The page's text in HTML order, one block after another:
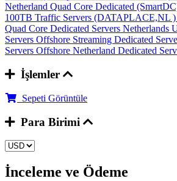
Netherland Quad Core Dedicated
100TB Traffic Servers (DATAPLACE,NL )
Quad Core Dedicated Servers Netherlands
Servers Offshore Streaming Dedicated
Servers Offshore Netherland Dedicated
İşlemler
Sepeti Görüntüle
Para Birimi
İnceleme ve Ödeme